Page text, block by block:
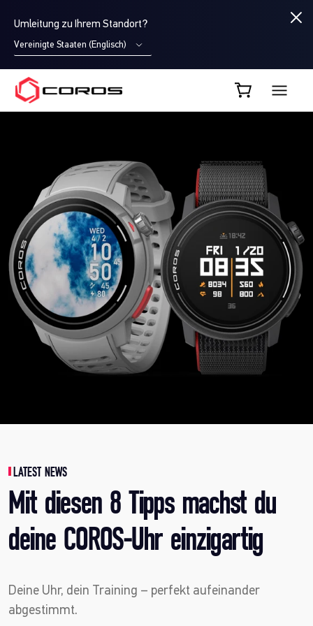
Umleitung zu Ihrem Standort?
Vereinigte Staaten (Englisch)
COROS DE
LATEST NEWS
Mit diesen 8 Tipps machst du
deine COROS-Uhr einzigartig
Deine Uhr, dein Training – perfekt aufeinander
abgestimmt.